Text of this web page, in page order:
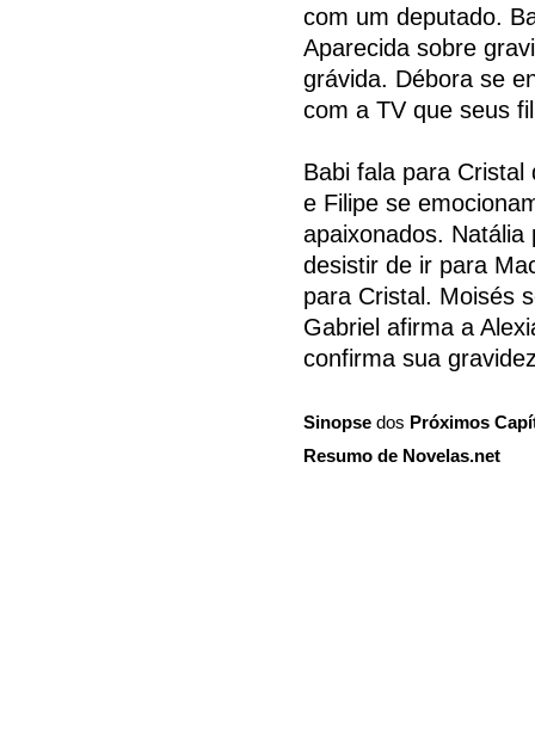
com um deputado.
Aparecida sobre
grávida. Débora se
com a TV que seus
Babi fala para
e Filipe se
apaixonados.
desistir de ir para
para Cristal. Moisés
Gabriel afirma a
confirma sua
Sinopse dos Próximos
Resumo de Novelas.net